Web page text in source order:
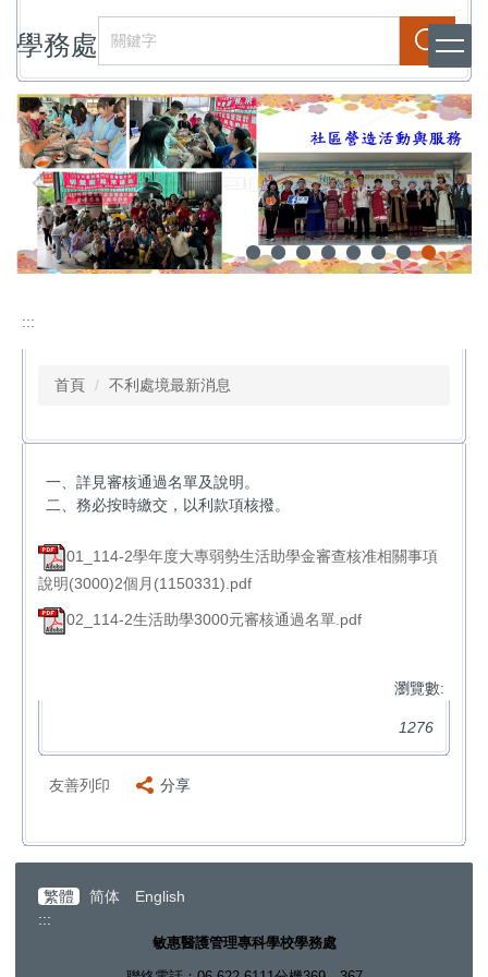
到
要
內
容
區
學務處 搜尋
:::
首頁 不利處境最新消息
一、詳見審核通過名單及說明。
二、務必按時繳交，以利款項核撥。
01_114-2學年度大專弱勢生活助學金審查核准相關事項
說明(3000)2個月(1150331).pdf
02_114-2生活助學3000元審核通過名單.pdf
瀏覽數:
1276
友善列印 分享
繁體 简体
English
:::
敏惠醫護管理專科學校學務處